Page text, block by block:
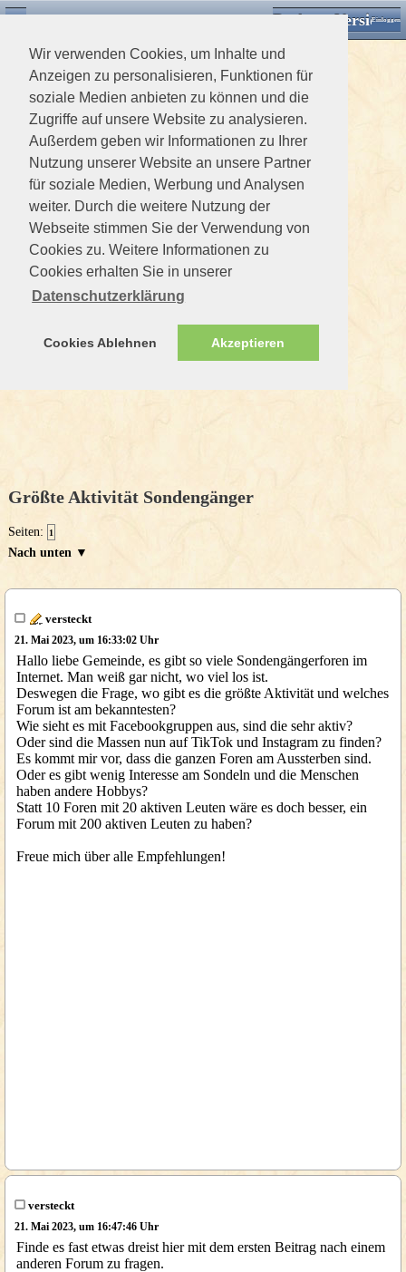
Wir verwenden Cookies, um Inhalte und
Anzeigen zu personalisieren, Funktionen für
soziale Medien anbieten zu können und die
Zugriffe auf unsere Website zu analysieren.
Außerdem geben wir Informationen zu Ihrer
Nutzung unserer Website an unsere Partner
für soziale Medien, Werbung und Analysen
weiter. Durch die weitere Nutzung der
Webseite stimmen Sie der Verwendung von
Cookies zu. Weitere Informationen zu
Cookies erhalten Sie in unserer
Datenschutzerklärung
Cookies Ablehnen Akzeptieren
Desktop VersionEinloggen
Größte Aktivität Sondengänger
Seiten: 1
Nach unten ▼
versteckt
21. Mai 2023, um 16:33:02 Uhr
Hallo liebe Gemeinde, es gibt so viele Sondengängerforen im
Internet. Man weiß gar nicht, wo viel los ist.
Deswegen die Frage, wo gibt es die größte Aktivität und welches
Forum ist am bekanntesten?
Wie sieht es mit Facebookgruppen aus, sind die sehr aktiv?
Oder sind die Massen nun auf TikTok und Instagram zu finden?
Es kommt mir vor, dass die ganzen Foren am Aussterben sind.
Oder es gibt wenig Interesse am Sondeln und die Menschen
haben andere Hobbys?
Statt 10 Foren mit 20 aktiven Leuten wäre es doch besser, ein
Forum mit 200 aktiven Leuten zu haben?
Freue mich über alle Empfehlungen!
versteckt
21. Mai 2023, um 16:47:46 Uhr
Finde es fast etwas dreist hier mit dem ersten Beitrag nach einem
anderen Forum zu fragen.